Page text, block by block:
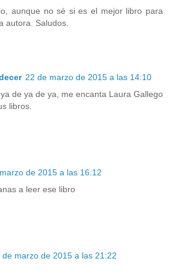
aunque no sé si es el mejor libro para
autora. Saludos.
22 de marzo de 2015 a las 14:10
de ya de ya, me encanta Laura Gallego
libros.
de 2015 a las 16:12
a leer ese libro
de marzo de 2015 a las 21:22